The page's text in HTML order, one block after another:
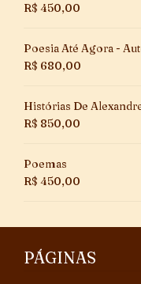
R$ 450,00
Poesia Até Agora -
R$ 680,00
Histórias De
R$ 850,00
Poemas
R$ 450,00
PÁGINAS